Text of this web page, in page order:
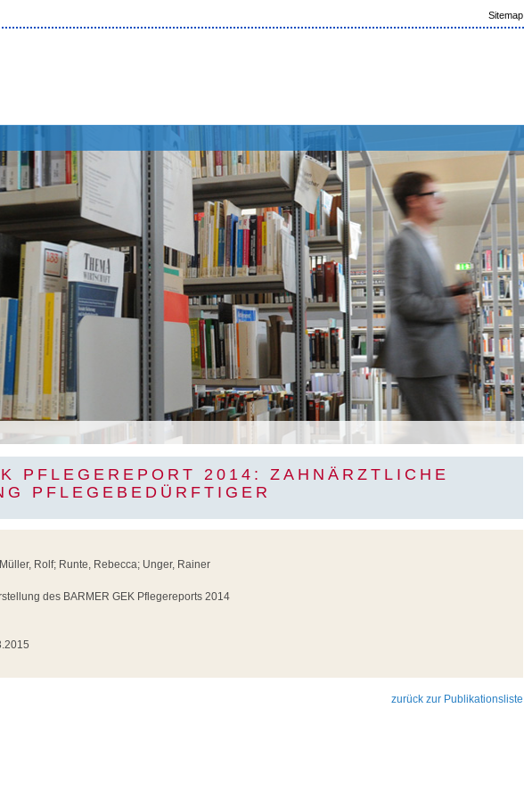
Sitemap
PFLEGEREPORT 2014: ZAHNÄRZTLICHE
PFLEGEBEDÜRFTIGER
Rolf; Runte, Rebecca; Unger, Rainer
des BARMER GEK Pflegereports 2014
zurück zur Publikationsliste